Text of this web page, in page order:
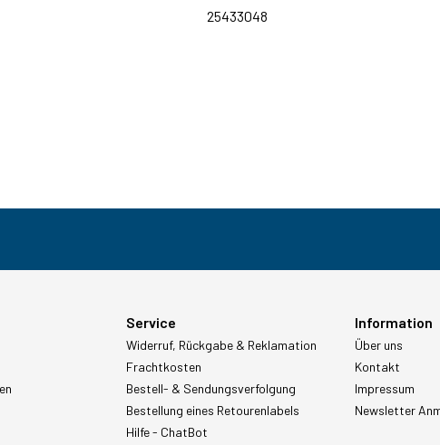
25433048
Service
Widerruf, Rückgabe & Reklamation
Frachtkosten
Bestell- & Sendungsverfolgung
Bestellung eines Retourenlabels
Hilfe - ChatBot
Information
Über uns
Kontakt
Impressum
Newsletter